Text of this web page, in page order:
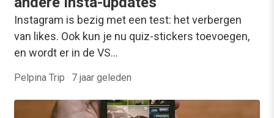
Instagram is bezig met een test: het verbergen
van likes. Ook kun je nu quiz-stickers toevoegen,
en wordt er in de VS…
Pelpina Trip · 7 jaar geleden